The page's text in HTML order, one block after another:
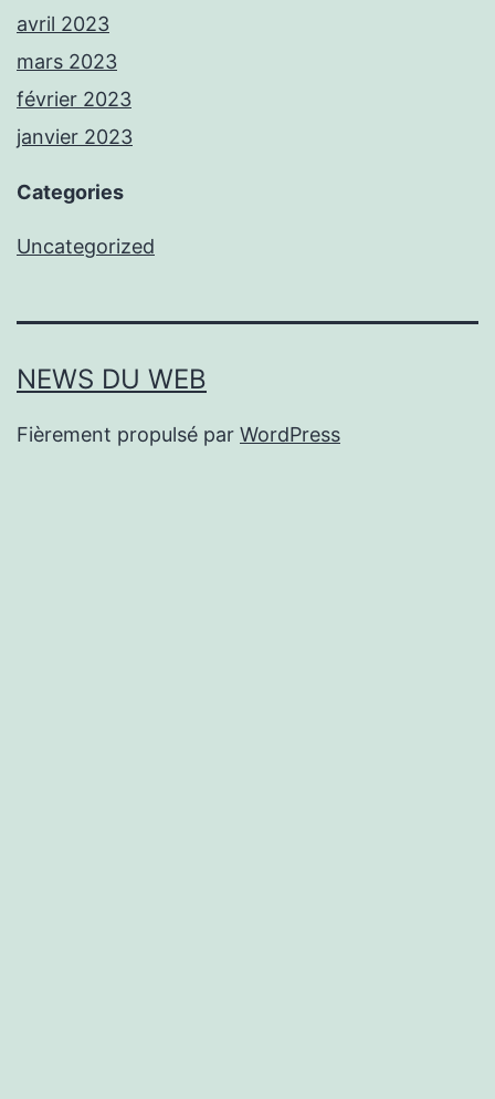
avril 2023
mars 2023
février 2023
janvier 2023
Categories
Uncategorized
NEWS DU WEB
Fièrement propulsé par WordPress